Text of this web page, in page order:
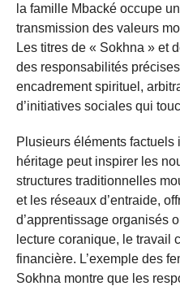
la famille Mbacké occupe
transmission des valeurs
Les titres de « Sokhna » et
des responsabilités
encadrement spirituel,
d’initiatives sociales qui
Plusieurs éléments factuels
héritage peut inspirer les
structures traditionnelles
et les réseaux d’entraide,
d’apprentissage organisés
lecture coranique, le travail
financière. L’exemple des
Sokhna montre que les